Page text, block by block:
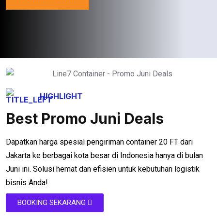
HIGHLIGHT
Best Promo Juni Deals
Dapatkan harga spesial pengiriman container 20 FT dari
Jakarta ke berbagai kota besar di Indonesia hanya di bulan
Juni ini. Solusi hemat dan efisien untuk kebutuhan logistik
bisnis Anda!
BOOKING SEKARANG